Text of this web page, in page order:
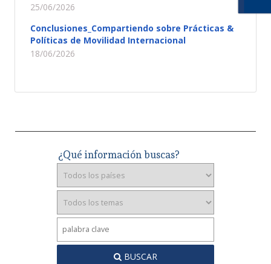
25/06/2026
Conclusiones_Compartiendo sobre Prácticas &
Políticas de Movilidad Internacional
18/06/2026
¿Qué información buscas?
BUSCAR